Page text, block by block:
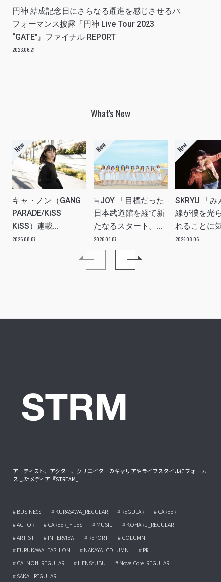
円神 結成記念日にさらなる躍進を感じさせるパ
フォーマンス披露『円神 Live Tour 2023
“GATE”』ファイナル REPORT
2023.06.21
What's New
キャ・ノン（GANG
PARADE/KiSS
KiSS）連載
vol.113「読者からの
質問”のんちゃんはラ
2026.08.07
≒JOY 「目標だった
日本武道館を経て新
たなるスタート。
≒JOYにしかない魅
力を磨いていきた
2026.08.07
SKRYU 「み
線が僕を光
れることに
た」
2026.08.06
アーティスト、アクター、クリエイターのキャリアやライフスタイルにフォーカ
スしたメディア『STREAM』
# BUSINESS # KURASAWA_REGULAR # REGULAR
# CAREER
# ACTOR
# CAREER_FILES # MUSIC
# KOHARU_REGULAR
# ARTIST
# INTERVIEW # REPORT
# COLUMN
# FURUKAWA_FASHION
# NAKAYA_COLUMN
# PR
# CA_NON_REGULAR
# HENSYUBU
# NovelCore_REGULAR
# SAKAI_REGULAR